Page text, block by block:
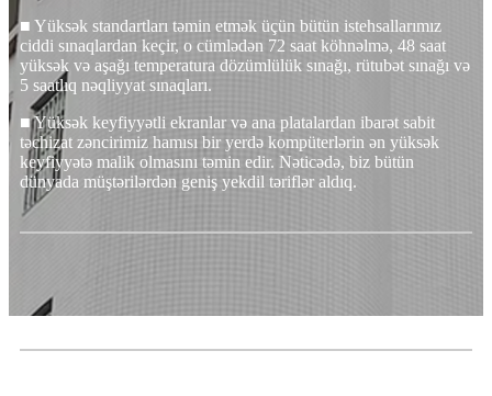
■ Yüksək standartları təmin etmək üçün bütün istehsallarımız
ciddi sınaqlardan keçir, o cümlədən 72 saat köhnəlmə, 48 saat
yüksək və aşağı temperatura dözümlülük sınağı, rütubət sınağı və
5 saatlıq nəqliyyat sınaqları.
■ Yüksək keyfiyyətli ekranlar və ana platalardan ibarət sabit
təchizat zəncirimiz hamısı bir yerdə kompüterlərin ən yüksək
keyfiyyətə malik olmasını təmin edir. Nəticədə, biz bütün
dünyada müştərilərdən geniş yekdil təriflər aldıq.